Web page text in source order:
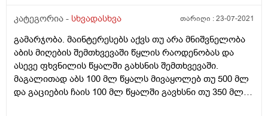
კატეგორია - სხვადასხვა თარიღი :23-07-2021
გამარჯობა. მაინტერესებს აქვს თუ არა მნიშვნელობა
აბის მიღების შემთხვევაში წყლის რაოდენობას და
ასევე ფხვნილის წყალში გახსნის შემთხვევაში.
მაგალითად აბს 100 მლ წყალს მივაყოლებ თუ 500 მლ
და გაციების ჩაის 100 მლ წყალში გავხსნი თუ 350 მლ-